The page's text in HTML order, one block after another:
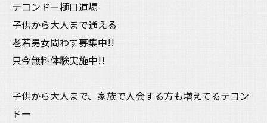
テコンドー樋口道場
子供から大人まで通える
老若男女問わず募集中!!
只今無料体験実施中!!
子供から大人まで、家族で入会する方も増えてるテコン
ドー